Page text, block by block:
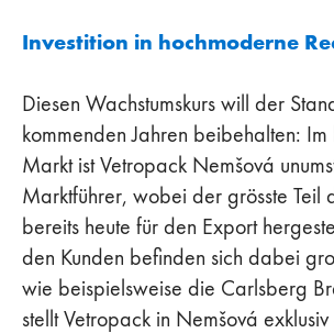
Investition in hochmoderne
Diesen Wachstumskurs will der
kommenden Jahren beibehalten: Im
Markt ist Vetropack Nemšová
Marktführer, wobei der grösste Teil
bereits heute für den Export
den Kunden befinden sich dabei
wie beispielsweise die Carlsberg
stellt Vetropack in Nemšová